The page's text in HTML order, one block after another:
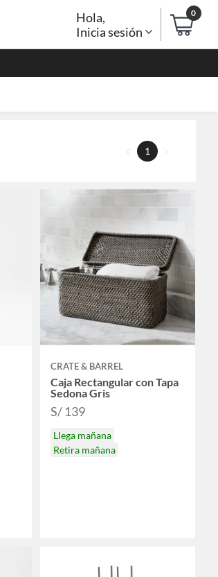
Hola,
Inicia sesión
0
1
CRATE & BARREL
Caja Rectangular con Tapa
Sedona Gris
S/ 139
Llega mañana
Retira mañana